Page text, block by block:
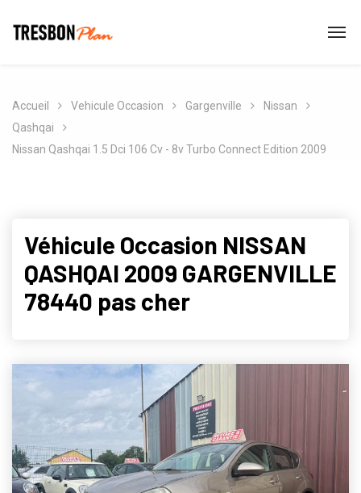
Accueil Vehicule Occasion Gargenville
Nissan
Qashqai
Nissan Qashqai 1.5 Dci 106 Cv - 8v Turbo Connect Edition 2009
Véhicule Occasion NISSAN
QASHQAI 2009 GARGENVILLE
78440 pas cher